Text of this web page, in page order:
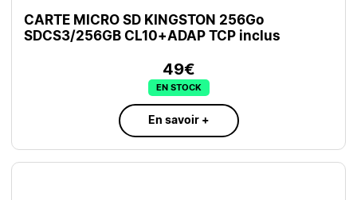
CARTE MICRO SD KINGSTON 256Go
SDCS3/256GB CL10+ADAP TCP inclus
49€
EN STOCK
En savoir +